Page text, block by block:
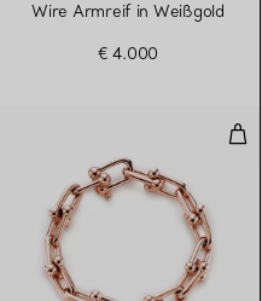
Wire Armreif in Weißgold
€ 4.000
in Roségold